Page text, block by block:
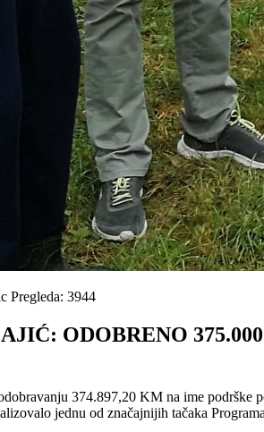
Pregleda: 3944
ODOBRENO
374.897,20 KM na ime
jednu od značajnijih tačaka